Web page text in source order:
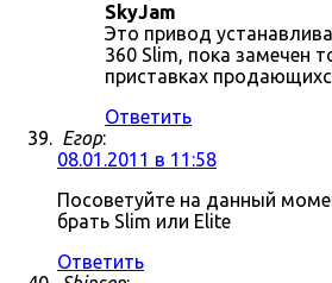
SkyJam
Это привод
360 Slim, пока замечен
приставках
Ответить
Егор:
08.01.2011 в 11:58
Посоветуйте на данный
брать Slim или Elite
Ответить